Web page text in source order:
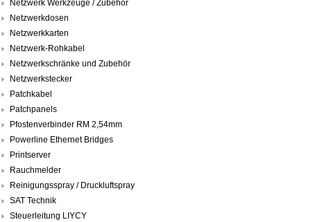
Netzwerk Werkzeuge / Zubehör
Netzwerkdosen
Netzwerkkarten
Netzwerk-Rohkabel
Netzwerkschränke und Zubehör
Netzwerkstecker
Patchkabel
Patchpanels
Pfostenverbinder RM 2,54mm
Powerline Ethernet Bridges
Printserver
Rauchmelder
Reinigungsspray / Druckluftspray
SAT Technik
Steuerleitung LIYCY